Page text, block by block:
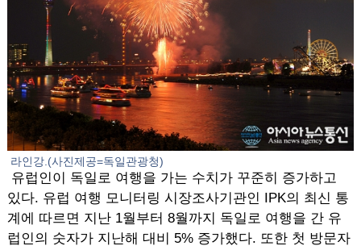
라인강.(사진제공=독일관광청)
유럽인이 독일로 여행을 가는 수치가 꾸준히 증가하고
있다. 유럽 여행 모니터링 시장조사기관인 IPK의 최신 통
계에 따르면 지난 1월부터 8월까지 독일로 여행을 간 유
럽인의 숫자가 지난해 대비 5% 증가했다. 또한 첫 방문자